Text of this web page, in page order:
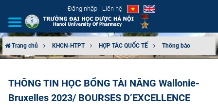
Đăng nhập Liên hệ
CƠ CẤU TỔ CHỨC
Trang chủ KHCN-HTPT HỢP TÁC QUỐC TẾ Thông báo
THÔNG TIN HỌC BỔNG TÀI NĂNG Wallonie-
Bruxelles 2023/ BOURSES D’EXCELLENCE